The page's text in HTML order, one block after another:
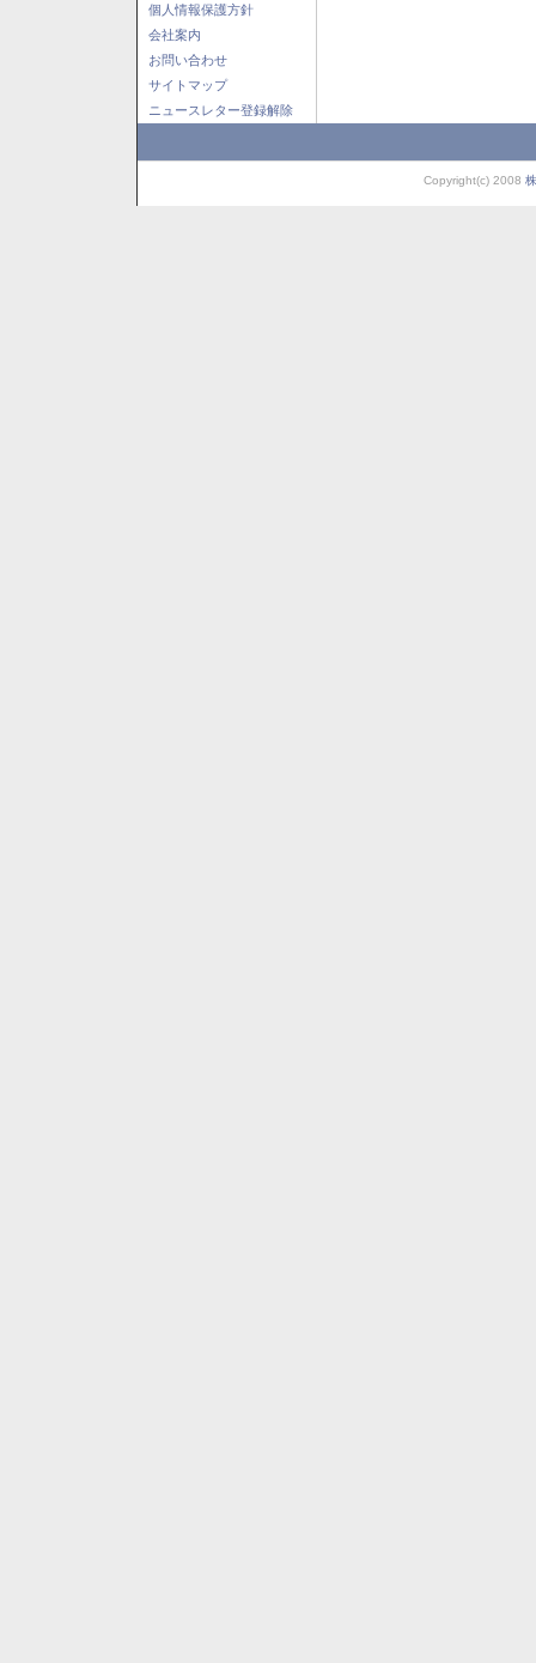
個人情報保護方針
会社案内
お問い合わせ
サイトマップ
ニュースレター登録解除
Copyright(c) 2008